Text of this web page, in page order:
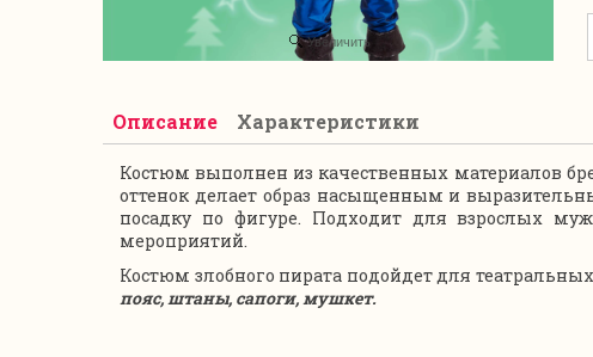
Увеличить
Описание Характеристики
Костюм выполнен из качественных материалов
оттенок делает образ насыщенным и
посадку по фигуре. Подходит для взрослых
мероприятий.
Костюм злобного пирата подойдет для
пояс, штаны, сапоги, мушкет.